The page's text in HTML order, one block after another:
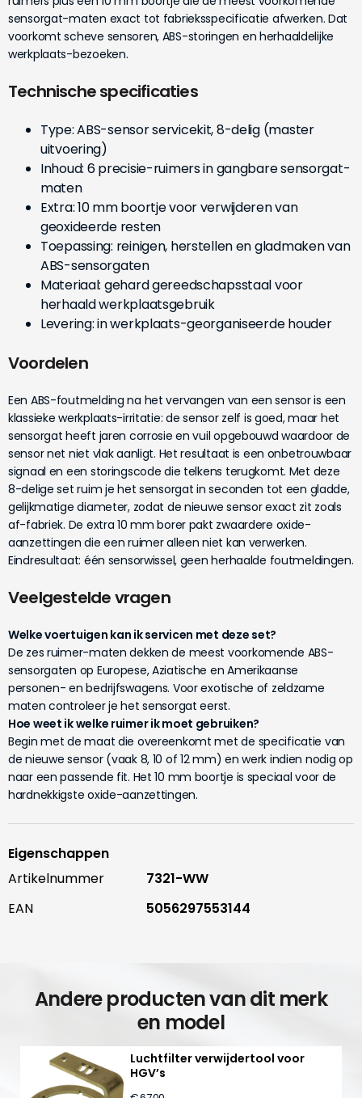
sensorgat-maten exact tot fabrieksspecificatie afwerken. Dat
voorkomt scheve sensoren, ABS-storingen en herhaaldelijke
werkplaats-bezoeken.
Technische specificaties
Type: ABS-sensor servicekit, 8-delig (master
uitvoering)
Inhoud: 6 precisie-ruimers in gangbare sensorgat-
maten
Extra: 10 mm boortje voor verwijderen van
geoxideerde resten
Toepassing: reinigen, herstellen en gladmaken van
ABS-sensorgaten
Materiaal: gehard gereedschapsstaal voor
herhaald werkplaatsgebruik
Levering: in werkplaats-georganiseerde houder
Voordelen
Een ABS-foutmelding na het vervangen van een sensor is een
klassieke werkplaats-irritatie: de sensor zelf is goed, maar het
sensorgat heeft jaren corrosie en vuil opgebouwd waardoor de
sensor net niet vlak aanligt. Het resultaat is een onbetrouwbaar
signaal en een storingscode die telkens terugkomt. Met deze
8-delige set ruim je het sensorgat in seconden tot een gladde,
gelijkmatige diameter, zodat de nieuwe sensor exact zit zoals
af-fabriek. De extra 10 mm borer pakt zwaardere oxide-
aanzettingen die een ruimer alleen niet kan verwerken.
Eindresultaat: één sensorwissel, geen herhaalde foutmeldingen.
Veelgestelde vragen
Welke voertuigen kan ik servicen met deze set?
De zes ruimer-maten dekken de meest voorkomende ABS-
sensorgaten op Europese, Aziatische en Amerikaanse
personen- en bedrijfswagens. Voor exotische of zeldzame
maten controleer je het sensorgat eerst.
Hoe weet ik welke ruimer ik moet gebruiken?
Begin met de maat die overeenkomt met de specificatie van
de nieuwe sensor (vaak 8, 10 of 12 mm) en werk indien nodig op
naar een passende fit. Het 10 mm boortje is speciaal voor de
hardnekkigste oxide-aanzettingen.
Eigenschappen
Artikelnummer
7321-WW
EAN
5056297553144
Andere producten van dit merk
en model
Luchtfilter verwijdertool voor
HGV’s